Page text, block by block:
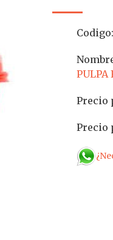
Codigo:
PULPA
Precio
Precio